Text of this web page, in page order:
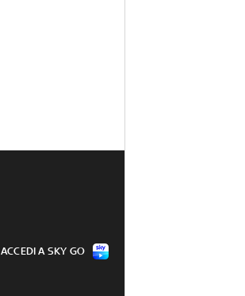
ACCEDI A SKY GO